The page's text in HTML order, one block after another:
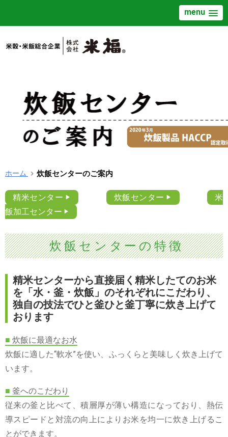
menu
ホーム 炊飯センターのご案内
精米センター 炊飯センター
米
飯加工センター
炊飯センターの特徴
精米センターから直接届く精米したてのお米
を「水・釜・炊飯」のそれぞれにこだわり、
独自の技法でひと釜ひと釜丁寧に炊き上げて
おります
■ 炊飯に最適なお水
炊飯に適した“軟水”を使い、ふっくらと美味しく炊き上げて
います。
■ 釜へのこだわり
従来の釜と比べて、積層厚が薄い構造になっており、熱伝
導スピードと対流の向上によりお米を均一に炊き上げるこ
とができます。